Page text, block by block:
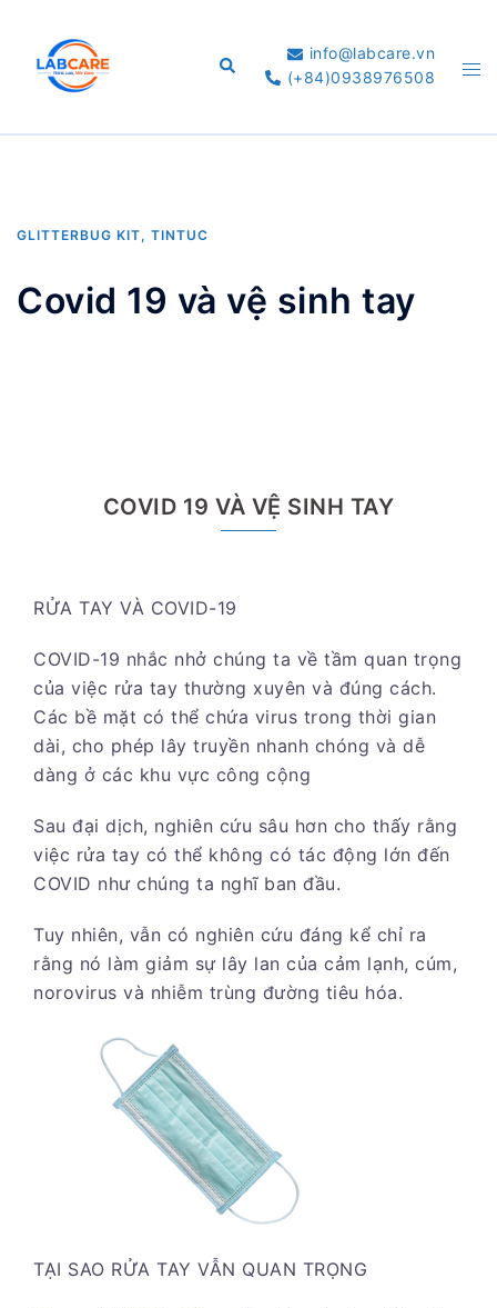
content
Search
info@labcare.vn
(+84)0938976508
GLITTERBUG KIT, TINTUC
Covid 19 và vệ sinh tay
COVID 19 VÀ VỆ SINH TAY
RỬA TAY VÀ COVID-19
COVID-19 nhắc nhở chúng ta về tầm quan trọng
của việc rửa tay thường xuyên và đúng cách.
Các bề mặt có thể chứa virus trong thời gian
dài, cho phép lây truyền nhanh chóng và dễ
dàng ở các khu vực công cộng
Sau đại dịch, nghiên cứu sâu hơn cho thấy rằng
việc rửa tay có thể không có tác động lớn đến
COVID như chúng ta nghĩ ban đầu.
Tuy nhiên, vẫn có nghiên cứu đáng kể chỉ ra
rằng nó làm giảm sự lây lan của cảm lạnh, cúm,
norovirus và nhiễm trùng đường tiêu hóa.
TẠI SAO RỬA TAY VẪN QUAN TRỌNG